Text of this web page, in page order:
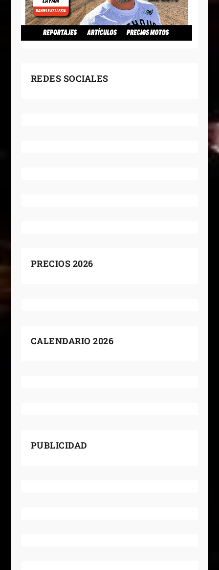
REDES SOCIALES
PRECIOS 2026
CALENDARIO 2026
PUBLICIDAD